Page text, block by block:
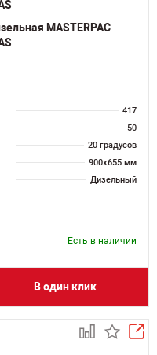
MASTERPAC
417
50
20 градусов
900х655 мм
Дизельный
Есть в наличии
В один клик